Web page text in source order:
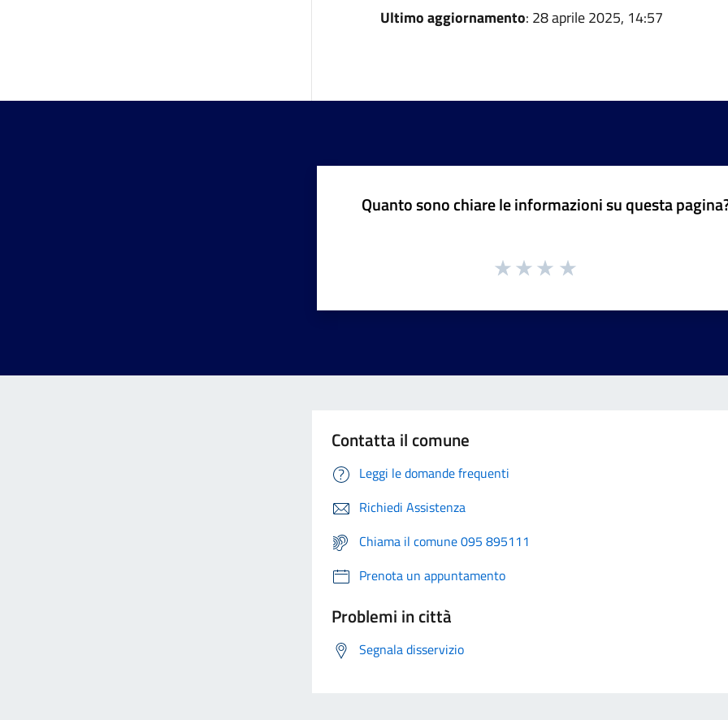
Ultimo aggiornamento: 28 aprile 2025, 14:57
Quanto sono chiare le informazioni su questa
Contatta il comune
Leggi le domande frequenti
Richiedi Assistenza
Chiama il comune 095 895111
Prenota un appuntamento
Problemi in città
Segnala disservizio